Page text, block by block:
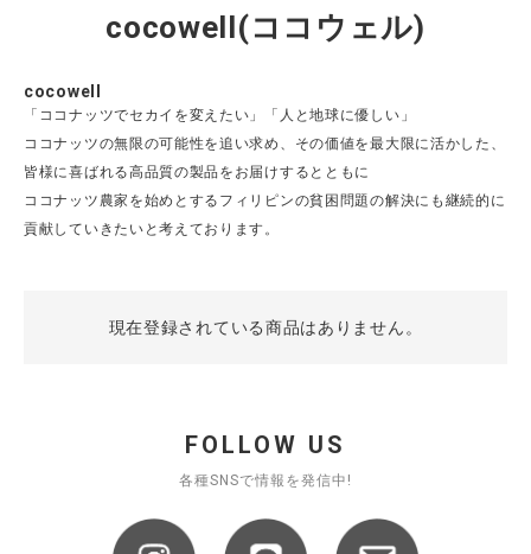
ACCOUNT MENU
ようこそ ゲスト 様
ログイン 新規会員登録
ファッション雑貨
cocowell(ココウェル)
cocowell
「ココナッツでセカイを変えたい」「人と地球に優しい」
ココナッツの無限の可能性を追い求め、その価値を最大限に活かした、
皆様に喜ばれる高品質の製品をお届けするとともに
ココナッツ農家を始めとするフィリピンの貧困問題の解決にも継続的に
貢献していきたいと考えております。
現在登録されている商品はありません。
FOLLOW US
各種SNSで情報を発信中!